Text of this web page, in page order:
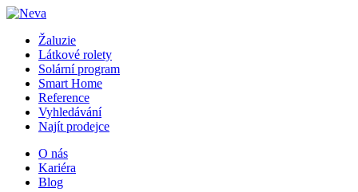
Žaluzie
Látkové rolety
Solární program
Smart Home
Reference
Vyhledávání
Najít prodejce
O nás
Kariéra
Blog